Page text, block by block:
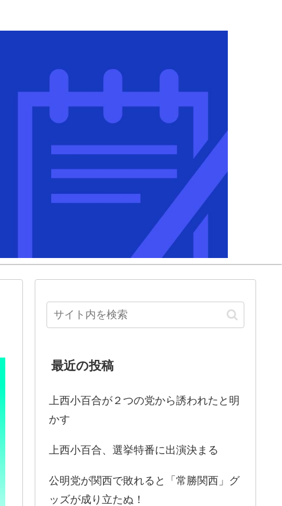
最近の投稿
上西小百合が２つの党から誘われたと明
かす
上西小百合、選挙特番に出演決まる
公明党が関西で敗れると「常勝関西」グ
ッズが成り立たぬ！